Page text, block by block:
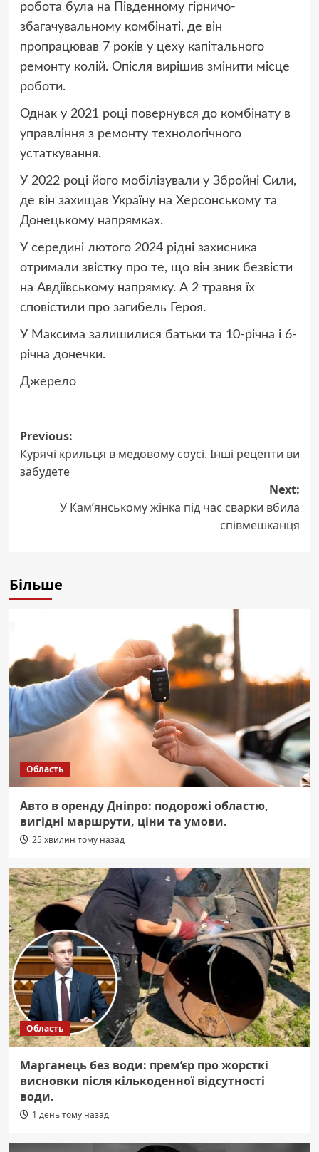
робота була на Південному гірничо-
збагачувальному комбінаті, де він
пропрацював 7 років у цеху капітального
ремонту колій. Опісля вирішив змінити місце
роботи.
Однак у 2021 році повернувся до комбінату в
управління з ремонту технологічного
устаткування.
У 2022 році його мобілізували у Збройні Сили,
де він захищав Україну на Херсонському та
Донецькому напрямках.
У середині лютого 2024 рідні захисника
отримали звістку про те, що він зник безвісти
на Авдіївському напрямку. А 2 травня їх
сповістили про загибель Героя.
У Максима залишилися батьки та 10-річна і 6-
річна донечки.
Джерело
Post
navigation
Previous:
Курячі крильця в медовому соусі. Інші рецепти ви
забудете
Next:
У Кам’янському жінка під час сварки вбила
співмешканця
Більше
Область
Авто в оренду Дніпро: подорожі областю,
вигідні маршрути, ціни та умови.
25 хвилин тому назад
Область
Марганець без води: прем’єр про жорсткі
висновки після кількоденної відсутності
води.
1 день тому назад